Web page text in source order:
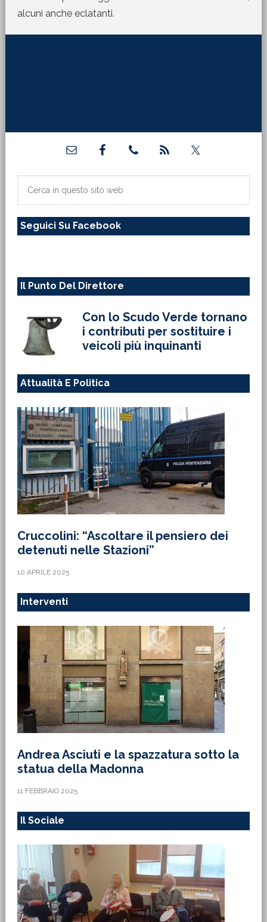
alcuni anche eclatanti.
primaria
sito
Seguici Su Facebook
Il Punto Del Direttore
Con lo Scudo Verde tornano
i contributi per sostituire i
veicoli più inquinanti
Attualità E Politica
Cruccolini: “Ascoltare il pensiero dei
detenuti nelle Stazioni”
10 APRILE 2025
Interventi
Andrea Asciuti e la spazzatura sotto la
statua della Madonna
11 FEBBRAIO 2025
Il Sociale